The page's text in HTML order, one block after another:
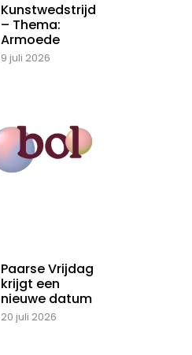
Kunstwedstrijd
– Thema:
Armoede
9 juli 2026
Paarse Vrijdag
krijgt een
nieuwe datum
20 juli 2026